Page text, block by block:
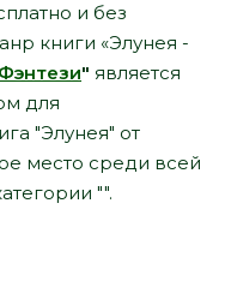
и без
книги «Элунея -
Фэнтези" является
для
"Элунея" от
место среди всей
"".